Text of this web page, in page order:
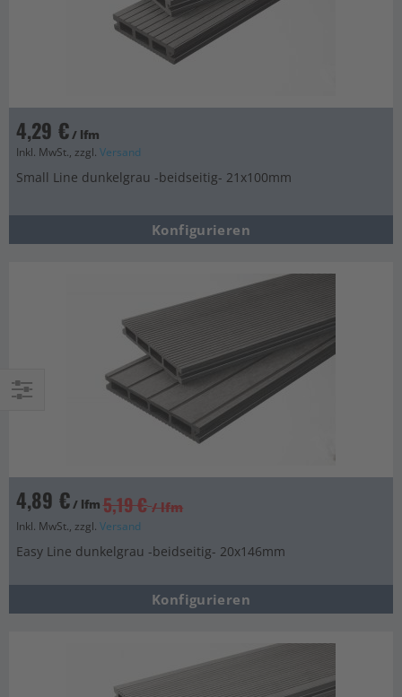
4,29 €/ lfm
Inkl. MwSt., zzgl. Versand
Small Line dunkelgrau -beidseitig- 21x100mm
Konfigurieren
4,89 €/ lfm 5,19 € / lfm
Inkl. MwSt., zzgl. Versand
Easy Line dunkelgrau -beidseitig- 20x146mm
Konfigurieren